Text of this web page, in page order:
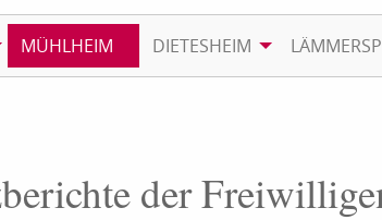
MÜHLHEIM DIETESHEIM
der